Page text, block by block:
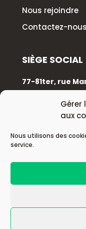
Gérer
aux
Nous utilisons des
service.
Nous rejoindre
Contactez-nous
SIÈGE SOCIAL
77-81ter, rue
92100
| Politique de